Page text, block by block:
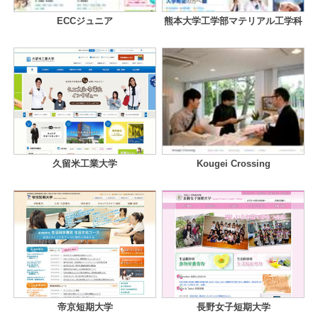
ECCジュニア 熊本大学工学部マテリアル工学科
久留米工業大学 Kougei Crossing
帝京短期大学 長野女子短期大学